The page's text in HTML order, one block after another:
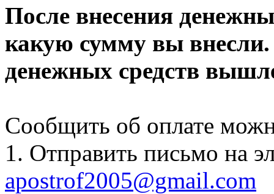
После внесения
какую сумму вы
денежных средств
Сообщить об оплате
1. Отправить письмо на
apostrof2005@gmail.com